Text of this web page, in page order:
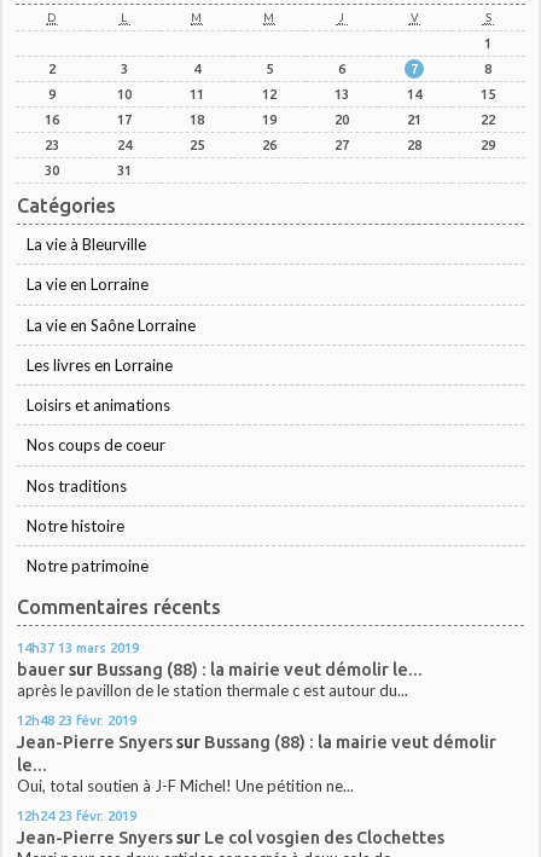
D L M M J V S
1
2
3 4 5 6 7
8
9
10 11 12 13 14
15
16
17 18 19 20 21
22
23
24 25 26 27 28
29
30
31
Catégories
La vie à Bleurville
La vie en Lorraine
La vie en Saône Lorraine
Les livres en Lorraine
Loisirs et animations
Nos coups de coeur
Nos traditions
Notre histoire
Notre patrimoine
Commentaires récents
14h37 13 mars 2019
bauersur Bussang (88) : la mairie veut démolir le...
après le pavillon de le station thermale c est autour du...
12h48 23 févr. 2019
Jean-Pierre Snyerssur Bussang (88) : la mairie veut démolir
le...
Oui, total soutien à J-F Michel! Une pétition ne...
12h24 23 févr. 2019
Jean-Pierre Snyerssur Le col vosgien des Clochettes